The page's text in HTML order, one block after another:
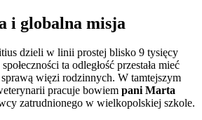
i globalna misja
dzieli w linii prostej blisko 9 tysięcy
ta odległość przestała mieć
więzi rodzinnych. W tamtejszym
pracuje bowiem pani Marta
zatrudnionego w wielkopolskiej szkole.